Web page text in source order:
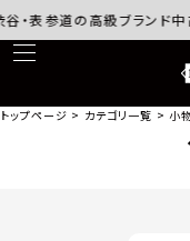
道の高級ブランド中古通販
トップページ カテゴリ一覧 小